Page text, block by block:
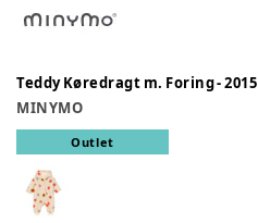
Teddy Køredragt m. Foring - 2015
MINYMO
Outlet